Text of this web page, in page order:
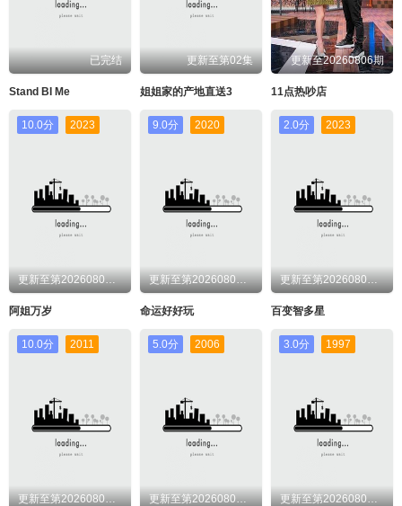
已完结
Stand BI Me
更新至第02集
姐姐家的产地直送3
更新至20260806期
11点热吵店
10.0分 2023
更新至第20260806期
阿姐万岁
9.0分 2020
更新至第20260806期
命运好好玩
2.0分 2023
更新至第20260806期
百变智多星
10.0分 2011
更新至第20260806期
5.0分 2006
更新至第20260806期
3.0分 1997
更新至第20260806期